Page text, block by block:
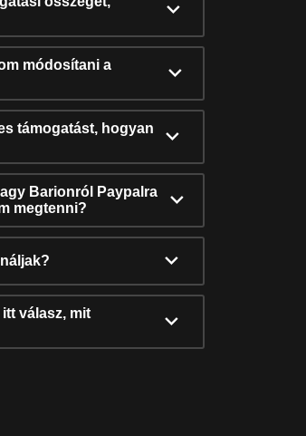
módosítani a
támogatást, hogyan
Barionról Paypalra
megtenni?
válasz, mit